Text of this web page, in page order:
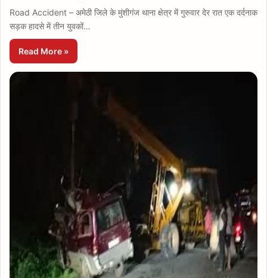
Road Accident – अमेठी जिले के मुंशीगंज थाना क्षेत्र में गुरुवार देर रात एक दर्दनाक
सड़क हादसे में तीन युवकों…
Read More »